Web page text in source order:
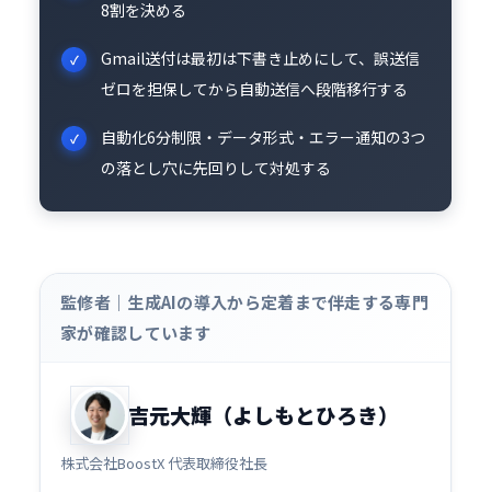
8割を決める
Gmail送付は最初は下書き止めにして、誤送信
ゼロを担保してから自動送信へ段階移行する
自動化6分制限・データ形式・エラー通知の3つ
の落とし穴に先回りして対処する
監修者｜生成AIの導入から定着まで伴走する専門
家が確認しています
吉元大輝（よしもとひろき）
株式会社BoostX 代表取締役社長